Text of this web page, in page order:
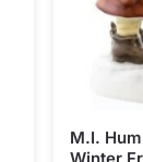
M.I.